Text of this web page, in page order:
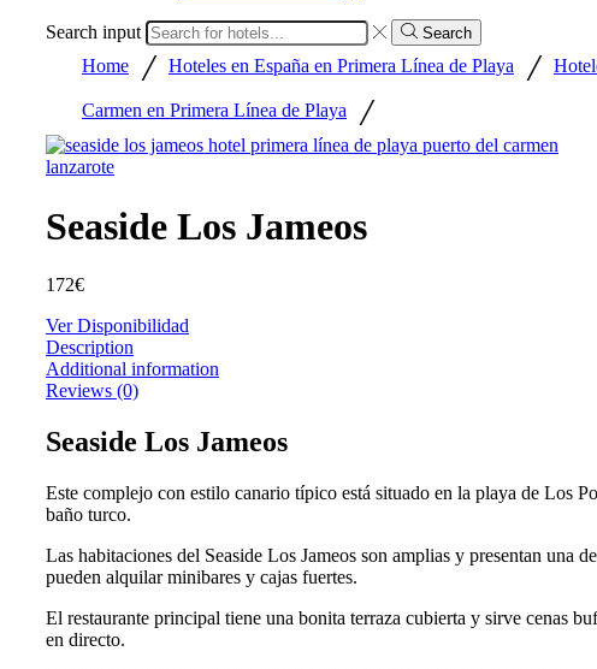
Search input Search
Home / Hoteles en España en Primera Línea de Playa /
Carmen en Primera Línea de Playa /
Seaside Los Jameos
172€
Ver Disponibilidad
Description
Additional information
Reviews (0)
Seaside Los Jameos
Este complejo con estilo canario típico está situado en la playa de Los
baño turco.
Las habitaciones del Seaside Los Jameos son amplias y presentan una
pueden alquilar minibares y cajas fuertes.
El restaurante principal tiene una bonita terraza cubierta y sirve cenas
en directo.